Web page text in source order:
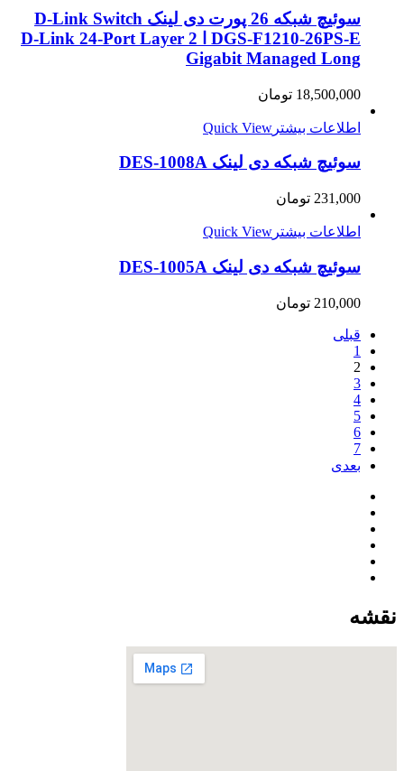
سوئیچ شبکه 26 پورت دی لینک D-Link Switch
DGS-F1210-26PS-E ا D-Link 24-Port Layer 2
Gigabit Managed Long
18,500,000 تومان
اطلاعات بیشتر Quick View
سوئیچ شبکه دی لینک DES-1008A
231,000 تومان
اطلاعات بیشتر Quick View
سوئیچ شبکه دی لینک DES-1005A
210,000 تومان
قبلی
1
2
3
4
5
6
7
بعدی
نقشه